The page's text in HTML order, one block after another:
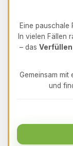
Eine pauschale
In vielen Fällen
– das
Gemeinsam mit
und